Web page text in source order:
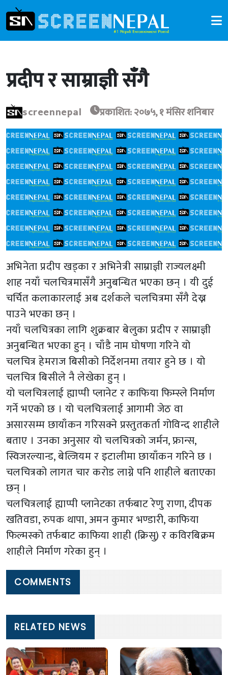
प्रदीप र साम्राज्ञी सँगै
screennepal प्रकाशित: २०७५, १ मंसिर शनिबार
अभिनेता प्रदीप खड्का र अभिनेत्री साम्राज्ञी राज्यलक्ष्मी
शाह नयाँ चलचित्रमासँगै अनुबन्धित भएका छन् । यी दुई
चर्चित कलाकारलाई अब दर्शकले चलचित्रमा सँगै देख्न
पाउने भएका छन् ।
नयाँ चलचित्रका लागि शुक्रबार बेलुका प्रदीप र साम्राज्ञी
अनुबन्धित भएका हुन् । चाँडै नाम घोषणा गरिने यो
चलचित्र हेमराज बिसीको निर्देशनमा तयार हुने छ । यो
चलचित्र बिसीले नै लेखेका हुन् ।
यो चलचित्रलाई ह्याप्पी प्लानेट र काफिया फिम्स्ले निर्माण
गर्ने भएको छ । यो चलचित्रलाई आगामी जेठ वा
असारसम्म छायाँकन गरिसक्ने प्रस्तुतकर्ता गोविन्द शाहीले
बताए । उनका अनुसार यो चलचित्रको जर्मन, फ्रान्स,
स्विजरल्यान्ड, बेल्जियम र इटालीमा छायाँकन गरिने छ ।
चलचित्रको लागत चार करोड लाग्ने पनि शाहीले बताएका
छन् ।
चलचित्रलाई ह्याप्पी प्लानेटका तर्फबाट रेणु राणा, दीपक
खतिवडा, रुपक थापा, अमन कुमार भण्डारी, काफिया
फिल्मस्को तर्फबाट काफिया शाही (क्रिसु) र कविरबिक्रम
शाहीले निर्माण गरेका हुन् ।
COMMENTS
RELATED NEWS